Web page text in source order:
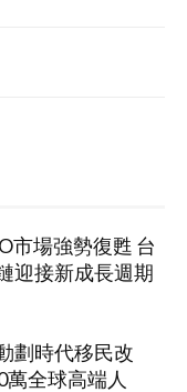
市場強勢復甦 台
迎接新成長週期
劃時代移民改
全球高端人